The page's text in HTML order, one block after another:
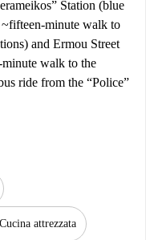
Station (blue
minute walk to
and Ermou Street
walk to the
ride from the “Police”
Cucina attrezzata